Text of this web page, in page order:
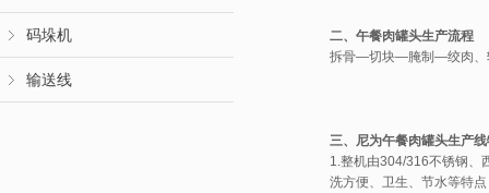
码垛机
输送线
二、午餐肉罐头生产流程
拆骨—切块—腌制—绞肉
三、尼为午餐肉罐头生产
1.整机由304/316不锈钢、
洗方便、卫生、节水等特